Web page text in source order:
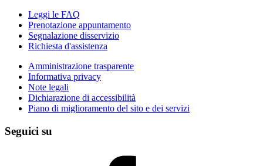
Leggi le FAQ
Prenotazione appuntamento
Segnalazione disservizio
Richiesta d'assistenza
Amministrazione trasparente
Informativa privacy
Note legali
Dichiarazione di accessibilità
Piano di miglioramento del sito e dei servizi
Seguici su